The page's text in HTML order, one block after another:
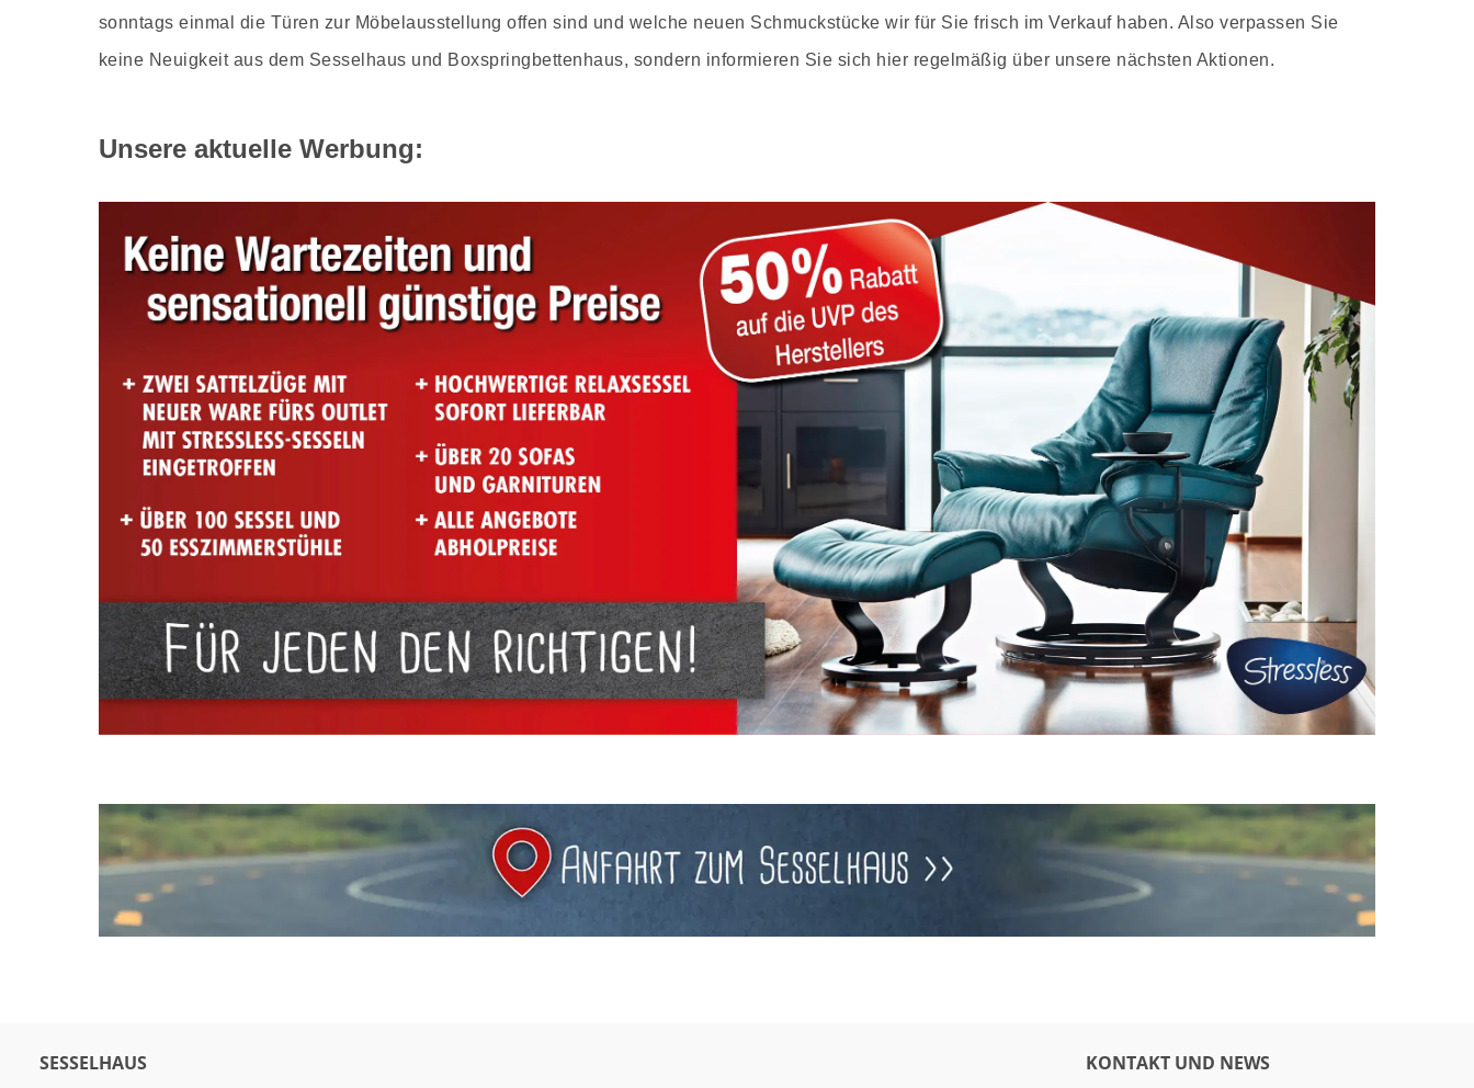
sonntags einmal die Türen zur Möbelausstellung offen sind und welche neuen Schmuckstücke wir für Sie frisch im Verkauf haben. Also verpassen Sie
keine Neuigkeit aus dem Sesselhaus und Boxspringbettenhaus, sondern informieren Sie sich hier regelmäßig über unsere nächsten Aktionen.
Unsere aktuelle Werbung:
SESSELHAUS KONTAKT UND NEWS